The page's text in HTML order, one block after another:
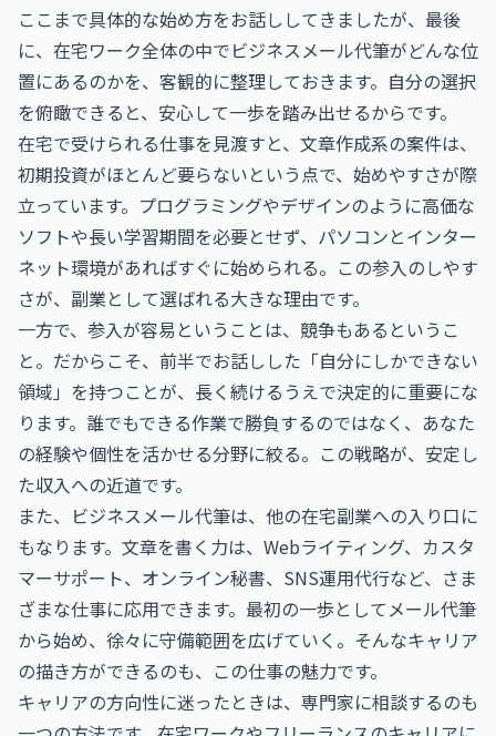
ここまで具体的な始め方をお話ししてきましたが、最後
に、在宅ワーク全体の中でビジネスメール代筆がどんな位
置にあるのかを、客観的に整理しておきます。自分の選択
を俯瞰できると、安心して一歩を踏み出せるからです。
在宅で受けられる仕事を見渡すと、文章作成系の案件は、
初期投資がほとんど要らないという点で、始めやすさが際
立っています。プログラミングやデザインのように高価な
ソフトや長い学習期間を必要とせず、パソコンとインター
ネット環境があればすぐに始められる。この参入のしやす
さが、副業として選ばれる大きな理由です。
一方で、参入が容易ということは、競争もあるというこ
と。だからこそ、前半でお話しした「自分にしかできない
領域」を持つことが、長く続けるうえで決定的に重要にな
ります。誰でもできる作業で勝負するのではなく、あなた
の経験や個性を活かせる分野に絞る。この戦略が、安定し
た収入への近道です。
また、ビジネスメール代筆は、他の在宅副業への入り口に
もなります。文章を書く力は、Webライティング、カスタ
マーサポート、オンライン秘書、SNS運用代行など、さま
ざまな仕事に応用できます。最初の一歩としてメール代筆
から始め、徐々に守備範囲を広げていく。そんなキャリア
の描き方ができるのも、この仕事の魅力です。
キャリアの方向性に迷ったときは、専門家に相談するのも